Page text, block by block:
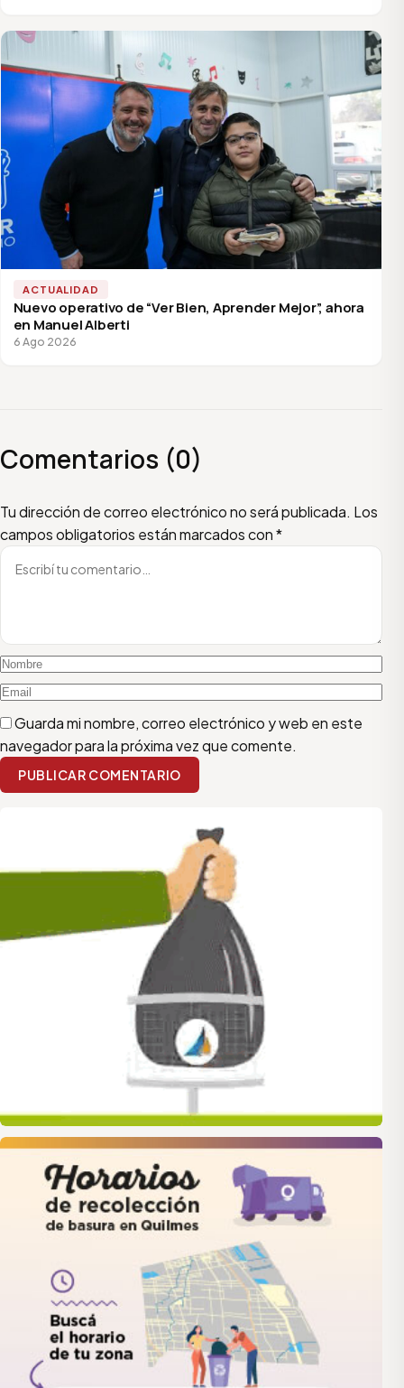
ACTUALIDAD
Nuevo operativo de “Ver Bien, Aprender Mejor”, ahora
en Manuel Alberti
6 Ago 2026
Comentarios (0)
Tu dirección de correo electrónico no será publicada. Los
campos obligatorios están marcados con*
Escribí tu comentario
Nombre
Email
Guarda mi nombre, correo electrónico y web en este
navegador para la próxima vez que comente.
PUBLICAR COMENTARIO
quilmes